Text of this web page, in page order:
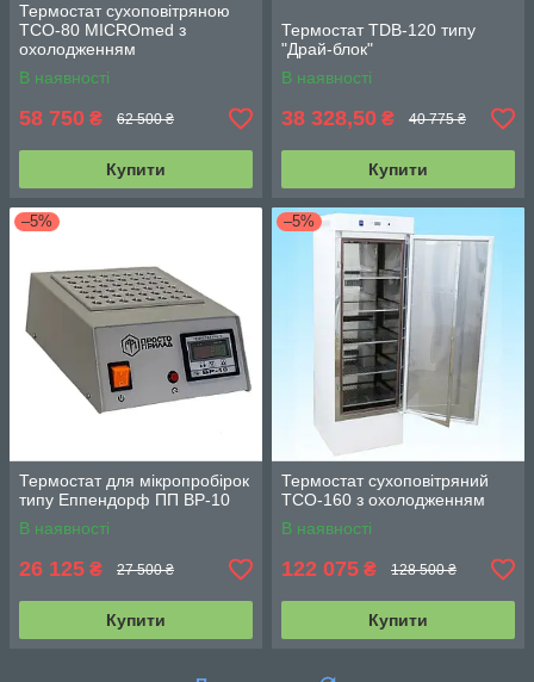
Термостат сухоповітряною
ТСО-80 MICROmed з
охолодженням
В наявності
58 750 ₴ 62 500 ₴
Купити
Термостат TDB-120 типу
"Драй-блок"
В наявності
38 328,50 ₴ 40 775 ₴
Купити
–5%
Термостат для мікропробірок
типу Еппендорф ПП ВР-10
В наявності
26 125 ₴ 27 500 ₴
Купити
–5%
Термостат сухоповітряний
ТСО-160 з охолодженням
В наявності
122 075 ₴ 128 500 ₴
Купити